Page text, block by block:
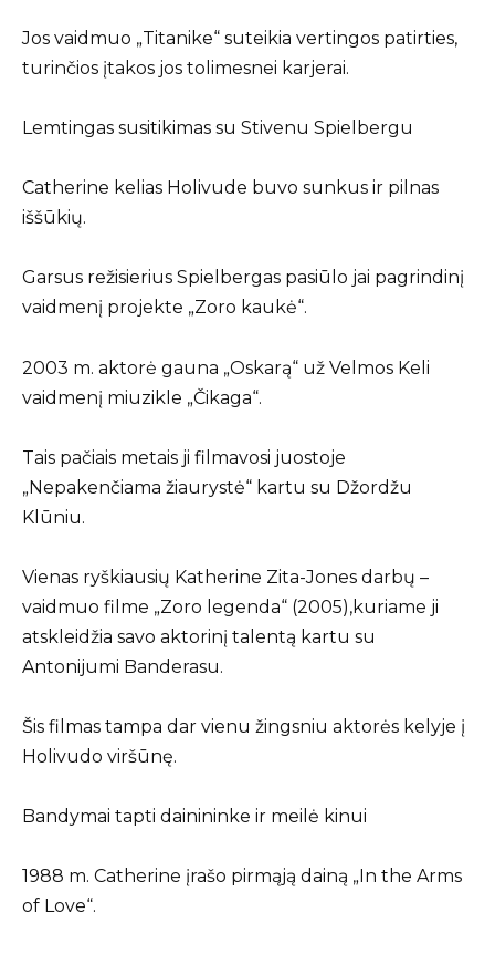
Jos vaidmuo „Titanike“ suteikia vertingos patirties,
turinčios įtakos jos tolimesnei karjerai.
Lemtingas susitikimas su Stivenu Spielbergu
Catherine kelias Holivude buvo sunkus ir pilnas
iššūkių.
Garsus režisierius Spielbergas pasiūlo jai pagrindinį
vaidmenį projekte „Zoro kaukė“.
2003 m. aktorė gauna „Oskarą“ už Velmos Keli
vaidmenį miuzikle „Čikaga“.
Tais pačiais metais ji filmavosi juostoje
„Nepakenčiama žiaurystė“ kartu su Džordžu
Klūniu.
Vienas ryškiausių Katherine Zita-Jones darbų –
vaidmuo filme „Zoro legenda“ (2005),kuriame ji
atskleidžia savo aktorinį talentą kartu su
Antonijumi Banderasu.
Šis filmas tampa dar vienu žingsniu aktorės kelyje į
Holivudo viršūnę.
Bandymai tapti dainininke ir meilė kinui
1988 m. Catherine įrašo pirmąją dainą „In the Arms
of Love“.